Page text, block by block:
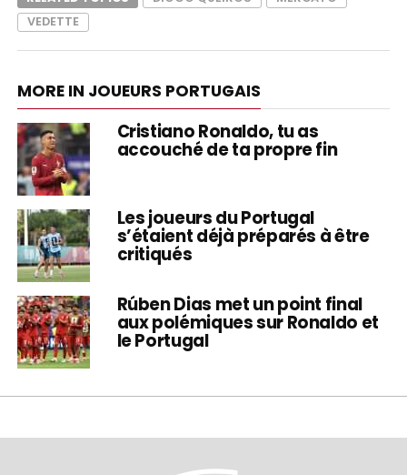
VEDETTE
MORE IN JOUEURS PORTUGAIS
Cristiano Ronaldo, tu as
accouché de ta propre fin
Les joueurs du Portugal
s’étaient déjà préparés à être
critiqués
Rúben Dias met un point final
aux polémiques sur Ronaldo et
le Portugal